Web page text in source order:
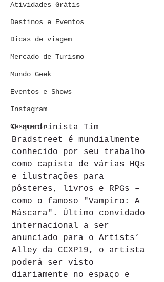
Atividades Grátis
Destinos e Eventos
Dicas de viagem
Mercado de Turismo
Mundo Geek
Eventos e Shows
Instagram
Casamento
O quadrinista Tim
Bradstreet é mundialmente
conhecido por seu trabalho
como capista de várias HQs
e ilustrações para
pôsteres, livros e RPGs –
como o famoso "Vampiro: A
Máscara". Último convidado
internacional a ser
anunciado para o Artists’
Alley da CCXP19, o artista
poderá ser visto
diariamente no espaço e